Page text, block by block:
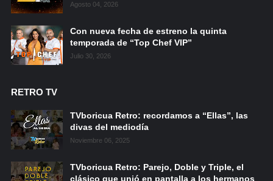
Agosto 04, 2026
Con nueva fecha de estreno la quinta
temporada de “Top Chef VIP”
Julio 30, 2026
RETRO TV
TVboricua Retro: recordamos a “Ellas”, las
divas del mediodía
Noviembre 06, 2025
TVboricua Retro: Parejo, Doble y Triple, el
clásico que unió en pantalla a los hermanos